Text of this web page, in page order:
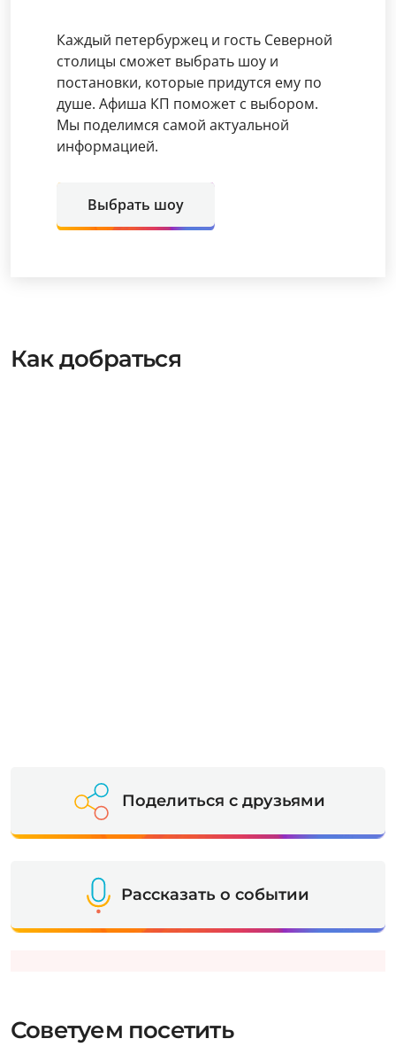
Каждый петербуржец и гость Северной
столицы сможет выбрать шоу и
постановки, которые придутся ему по
душе. Афиша КП поможет с выбором.
Мы поделимся самой актуальной
информацией.
Выбрать шоу
Как добраться
Поделиться с друзьями
Рассказать о событии
Советуем посетить